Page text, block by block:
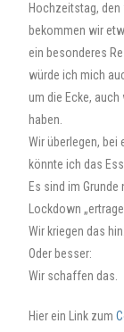
Hochzeitstag,
bekommen wir
ein besonderes
würde ich mich
um die Ecke,
haben.
Wir überlegen, bei
könnte ich das
Es sind im
Lockdown
Wir kriegen das hin.
Oder besser:
Wir schaffen das.
Hier ein Link zum